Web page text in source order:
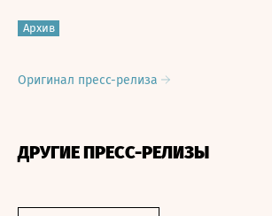
Архив
Оригинал пресс-релиза
ДРУГИЕ ПРЕСС-РЕЛИЗЫ